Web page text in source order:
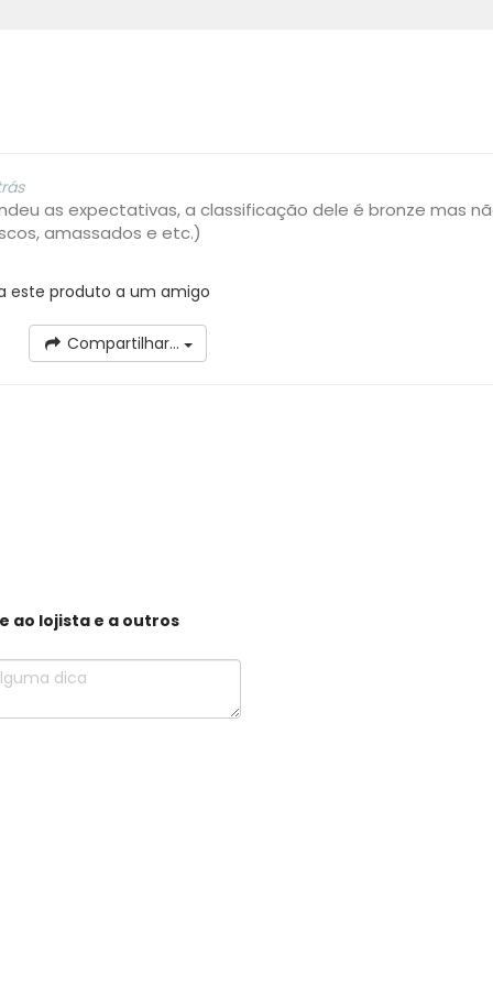
as expectativas, a classificação dele é bronze mas
amassados e etc.)
este produto a um amigo
Compartilhar...
ao lojista e a outros